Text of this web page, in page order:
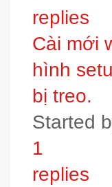
replies
Cài mới
hình
bị treo.
Started
1
replies